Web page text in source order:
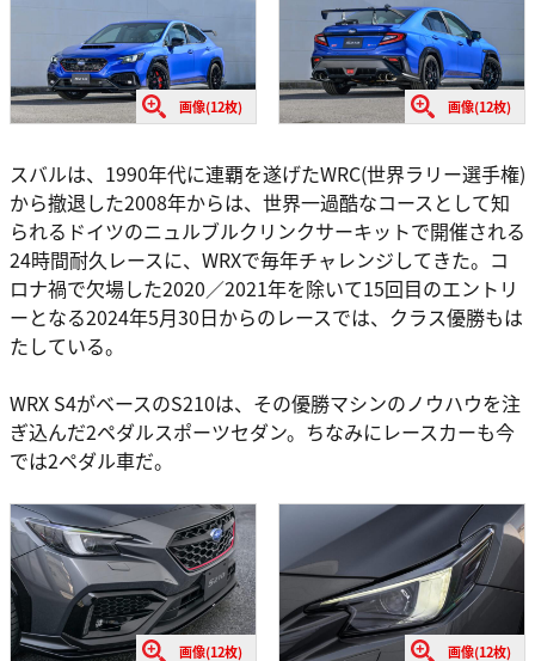
画像(12枚) 画像(12枚)
スバルは、1990年代に連覇を遂げたWRC(世界ラリー選手権)
から撤退した2008年からは、世界一過酷なコースとして知
られるドイツのニュルブルクリンクサーキットで開催される
24時間耐久レースに、WRXで毎年チャレンジしてきた。コ
ロナ禍で欠場した2020／2021年を除いて15回目のエントリ
ーとなる2024年5月30日からのレースでは、クラス優勝もは
たしている。
WRX S4がベースのS210は、その優勝マシンのノウハウを注
ぎ込んだ2ペダルスポーツセダン。ちなみにレースカーも今
では2ペダル車だ。
画像(12枚) 画像(12枚)